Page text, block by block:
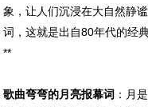
象，让人们沉浸在大自然静
词，这就是出自80年代的经
**
歌曲弯弯的月亮报幕词 ：月